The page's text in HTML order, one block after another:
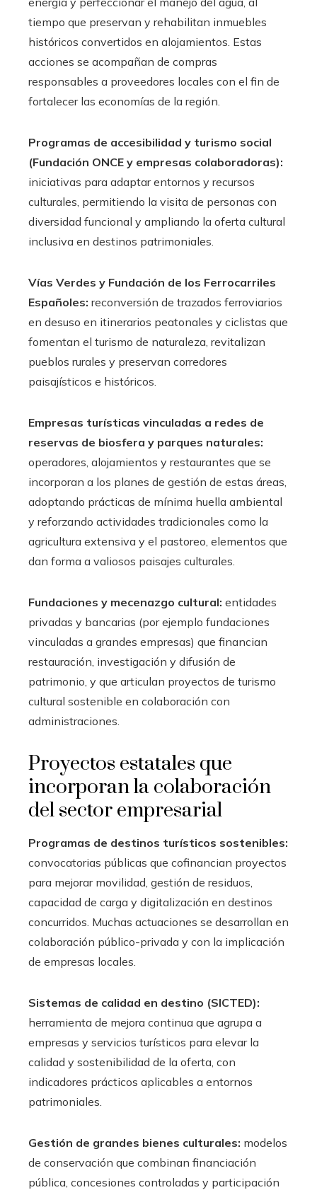
tiempo que preservan y rehabilitan inmuebles
históricos convertidos en alojamientos. Estas
acciones se acompañan de compras
responsables a proveedores locales con el fin de
fortalecer las economías de la región.
Programas de accesibilidad y turismo social
(Fundación ONCE y empresas colaboradoras):
iniciativas para adaptar entornos y recursos
culturales, permitiendo la visita de personas con
diversidad funcional y ampliando la oferta cultural
inclusiva en destinos patrimoniales.
Vías Verdes y Fundación de los Ferrocarriles
Españoles: reconversión de trazados ferroviarios
en desuso en itinerarios peatonales y ciclistas que
fomentan el turismo de naturaleza, revitalizan
pueblos rurales y preservan corredores
paisajísticos e históricos.
Empresas turísticas vinculadas a redes de
reservas de biosfera y parques naturales:
operadores, alojamientos y restaurantes que se
incorporan a los planes de gestión de estas áreas,
adoptando prácticas de mínima huella ambiental
y reforzando actividades tradicionales como la
agricultura extensiva y el pastoreo, elementos que
dan forma a valiosos paisajes culturales.
Fundaciones y mecenazgo cultural: entidades
privadas y bancarias (por ejemplo fundaciones
vinculadas a grandes empresas) que financian
restauración, investigación y difusión de
patrimonio, y que articulan proyectos de turismo
cultural sostenible en colaboración con
administraciones.
Proyectos estatales que
incorporan la colaboración
del sector empresarial
Programas de destinos turísticos sostenibles:
convocatorias públicas que cofinancian proyectos
para mejorar movilidad, gestión de residuos,
capacidad de carga y digitalización en destinos
concurridos. Muchas actuaciones se desarrollan en
colaboración público-privada y con la implicación
de empresas locales.
Sistemas de calidad en destino (SICTED):
herramienta de mejora continua que agrupa a
empresas y servicios turísticos para elevar la
calidad y sostenibilidad de la oferta, con
indicadores prácticos aplicables a entornos
patrimoniales.
Gestión de grandes bienes culturales: modelos
de conservación que combinan financiación
pública, concesiones controladas y participación